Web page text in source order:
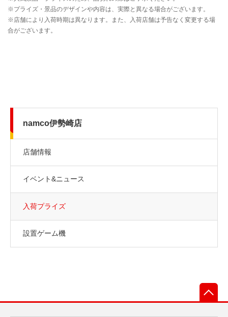
namco伊勢崎店
店舗情報
イベント&ニュース
入荷プライズ
設置ゲーム機